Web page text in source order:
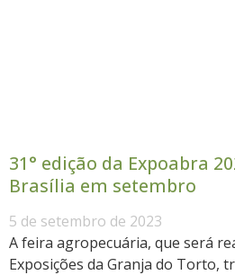
31° edição da Expoabra
Brasília em setembro
5 de setembro de 2023
A feira agropecuária, que será
Exposições da Granja do Torto,